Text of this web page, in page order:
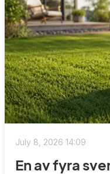
July 8, 2026 14:09
En av fyra